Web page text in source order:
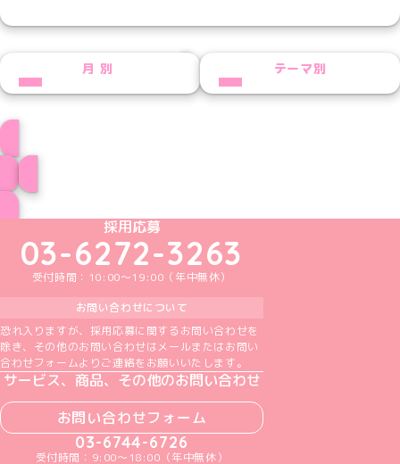
NEXT
月別 テーマ別
めいどりーみんTikTok公式アカウント
めいどりーみんX公式アカウント
めいどりーみんInstagram公式アカウント
めいどりーみんFacebook公式アカウン
めいどりーみんYouTube公式アカ
採用応募
03-6272-3263
受付時間：10:00～19:00（年中無休）
お問い合わせについて
恐れ入りますが、採用応募に関するお問い合わせを
除き、その他のお問い合わせはメールまたはお問い
合わせフォームよりご連絡をお願いいたします。
サービス、商品、その他のお問い合わせ
お問い合わせフォーム
03-6744-6726
受付時間：9:00～18:00（年中無休）